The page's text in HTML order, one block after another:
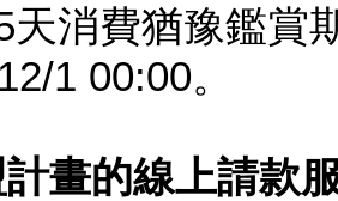
天消費猶豫鑑賞
1 00:00。
計畫的線上請款